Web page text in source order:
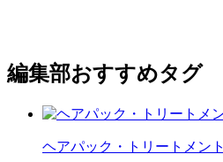
編集部おすすめタグ
ヘアパック・トリートメント